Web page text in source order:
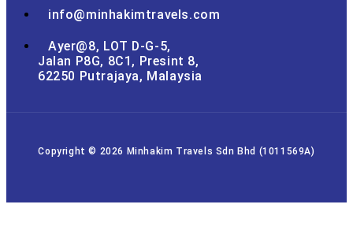
info@minhakimtravels.com
Ayer@8, LOT D-G-5,
Jalan P8G, 8C1, Presint 8,
62250 Putrajaya, Malaysia
Copyright © 2026 Minhakim Travels Sdn Bhd (1011569A)